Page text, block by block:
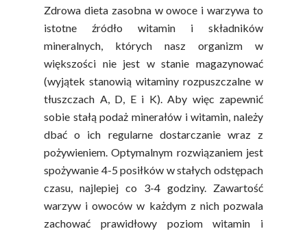
Zdrowa dieta zasobna w owoce i warzywa to
istotne źródło witamin i składników
mineralnych, których nasz organizm w
większości nie jest w stanie magazynować
(wyjątek stanowią witaminy rozpuszczalne w
tłuszczach A, D, E i K). Aby więc zapewnić
sobie stałą podaż minerałów i witamin, należy
dbać o ich regularne dostarczanie wraz z
pożywieniem. Optymalnym rozwiązaniem jest
spożywanie 4-5 posiłków w stałych odstępach
czasu, najlepiej co 3-4 godziny. Zawartość
warzyw i owoców w każdym z nich pozwala
zachować prawidłowy poziom witamin i
Kalendarz Warzyw I
Owoców
Warzywne
Jakość Soków
Sok Jako Porcja
Składniki Odżywcze
Sokach
Biodostępność
Efekt Metaboliczny
Poradnik
Zdrowia
Dietetyczne ABC
Okiem Eksperta
Współpraca Z
Przepisy
Program
Edukacyjny
Projekty
Naturalnie, Że